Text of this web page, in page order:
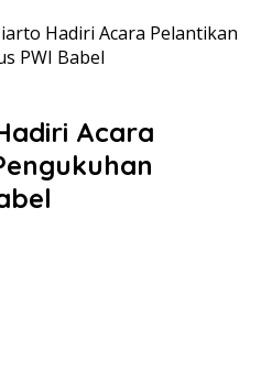
Hadiri Acara Pelantikan
PWI Babel
Acara